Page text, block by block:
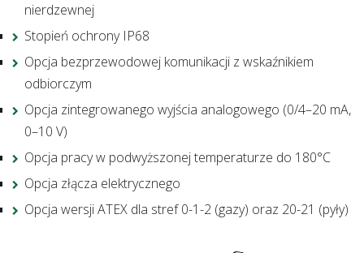
nierdzewnej
Stopień ochrony IP68
Opcja bezprzewodowej komunikacji z wskaźnikiem
odbiorczym
Opcja zintegrowanego wyjścia analogowego (0/4–20 mA,
0–10 V)
Opcja pracy w podwyższonej temperaturze do 180°C
Opcja złącza elektrycznego
Opcja wersji ATEX dla stref 0-1-2 (gazy) oraz 20-21 (pyły)